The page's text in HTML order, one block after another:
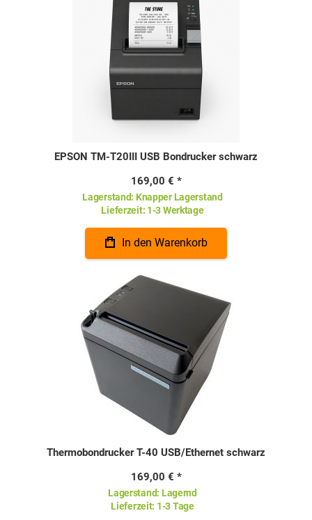
EPSON TM-T20III USB Bondrucker schwarz
169,00 €
Lagerstand: Knapper Lagerstand
Lieferzeit: 1-3 Werktage
In den Warenkorb
Thermobondrucker T-40 USB/Ethernet schwarz
169,00 €
Lagerstand: Lagernd
Lieferzeit: 1-3 Tage